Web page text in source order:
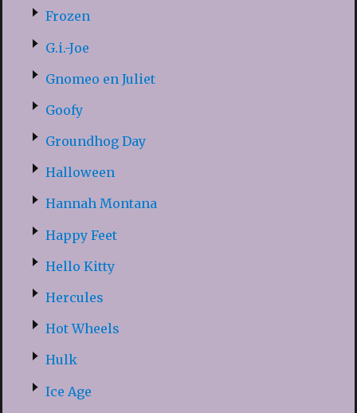
Frozen
G.i.-Joe
Gnomeo en Juliet
Goofy
Groundhog Day
Halloween
Hannah Montana
Happy Feet
Hello Kitty
Hercules
Hot Wheels
Hulk
Ice Age